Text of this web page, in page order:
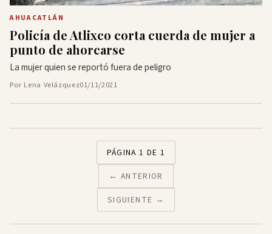
AHUACATLÁN
Policía de Atlixco corta cuerda de mujer a
punto de ahorcarse
La mujer quien se reportó fuera de peligro
Por Lena Velázquez01/11/2021
← ANTERIOR
PÁGINA 1 DE 1
SIGUIENTE →